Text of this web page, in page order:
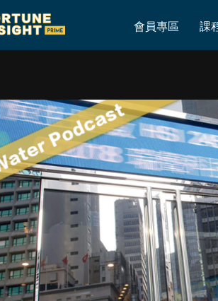
會員專區 課
：無論港股美股，「收集式」慢慢入才是正